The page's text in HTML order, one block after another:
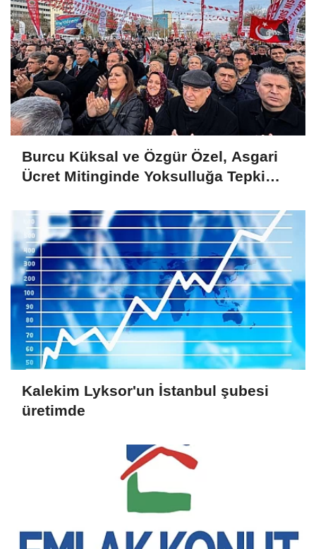
Burcu Küksal ve Özgür Özel, Asgari
Ücret Mitinginde Yoksulluğa Tepki
Kalekim Lyksor'un İstanbul şubesi
üretimde